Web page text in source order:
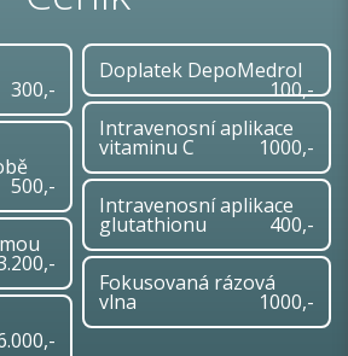
300,-
500,-
Doplatek DepoMedrol
100,-
Intravenosní aplikace
vitaminu C 1000,-
Intravenosní aplikace
glutathionu 400,-
Fokusovaná rázová
vlna 1000,-